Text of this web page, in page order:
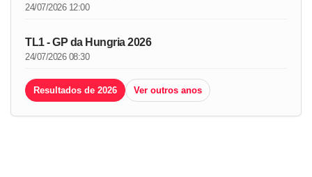
24/07/2026 12:00
TL1 - GP da Hungria 2026
24/07/2026 08:30
Resultados de 2026 Ver outros anos